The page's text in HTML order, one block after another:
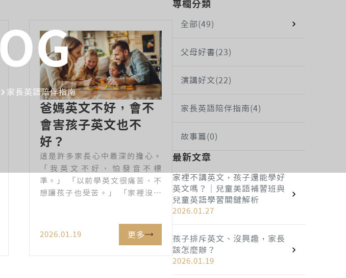
家長英語陪伴指南
爸媽英文不好，會不
會害孩子英文也不
好？
這是許多家長心中最深的擔心。
「我英文不好，怕發音不標
準。」 「以前學英文很痛苦，不
想讓孩子也受苦。」 「家裡沒辦
2026.01.19 更多
專欄分類
全部(49)
父母好書(23)
演講好文(22)
家長英語陪伴指南(4)
故事篇(0)
最新文章
家裡不講英文，孩子還能學好
英文嗎？｜兒童美語補習班與
兒童英語學習關鍵解析
2026.01.27
孩子排斥英文、沒興趣，家長
該怎麼辦？
2026.01.19